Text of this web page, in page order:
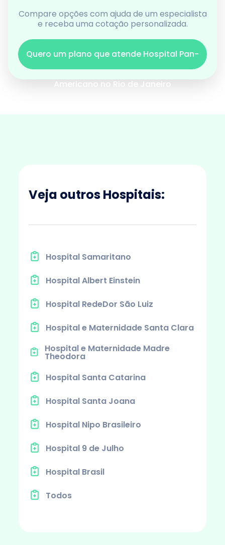
Compare opções com ajuda de um especialista
e receba uma cotação personalizada.
Quero um plano que atende Hospital Pan-
Americano no Rio de Janeiro
Veja outros Hospitais:
Hospital Samaritano
Hospital Albert Einstein
Hospital RedeDor São Luiz
Hospital e Maternidade Santa Clara
Hospital e Maternidade Madre
Theodora
Hospital Santa Catarina
Hospital Santa Joana
Hospital Nipo Brasileiro
Hospital 9 de Julho
Hospital Brasil
Todos